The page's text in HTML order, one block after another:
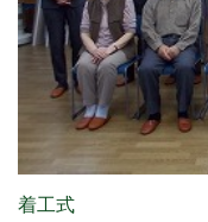
着工式